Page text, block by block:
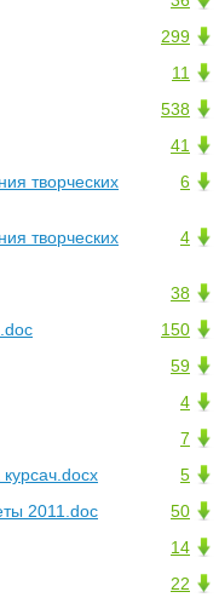
299
11
538
41
6
творческих
4
творческих
38
150
59
4
7
5
50
2011.doc
14
22